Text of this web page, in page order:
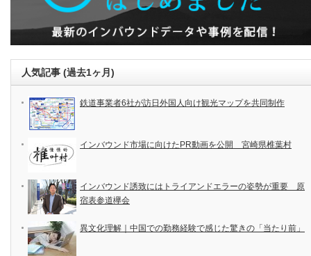
人気記事 (過去1ヶ月)
鉄道事業者6社が訪日外国人向け観光マップを共同制作
インバウンド市場に向けたPR動画を公開 宮崎県椎葉村
インバウンド誘致にはトライアンドエラーの姿勢が重要 原
宿表参道欅会
異文化理解｜中国での勤務経験で感じた驚きの「当たり前」